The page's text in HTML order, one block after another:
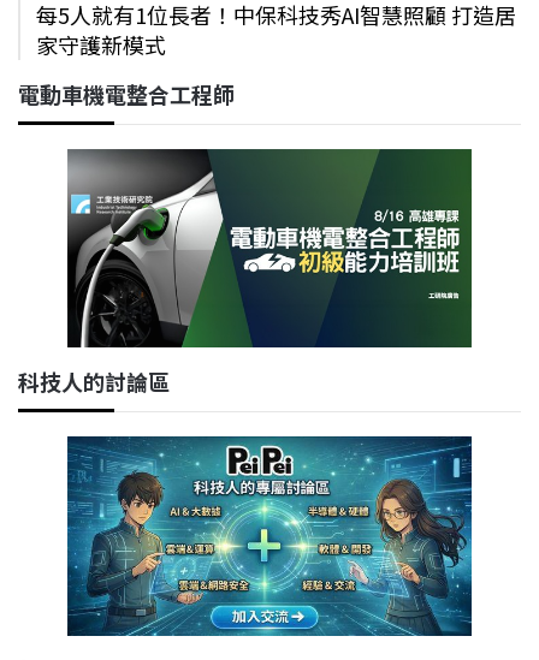
每5人就有1位長者！中保科技秀AI智慧照顧 打造居
家守護新模式
電動車機電整合工程師
科技人的討論區